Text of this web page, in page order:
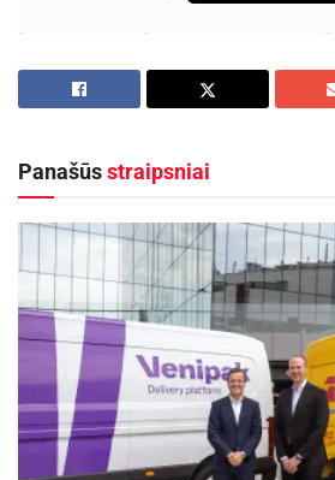
Įrengus vandens transporto
vietą, žvejams mėgėjams ir
poilsiautojams sudarytos
priemones į vandens telkinį,
Šalia įrengta žvyro dangos
automobiliams privažiuoti ir
papildomą patogumą
valdytojams.
Aktualios naujienos
Europos sveikatos
Panašūsstraipsniai